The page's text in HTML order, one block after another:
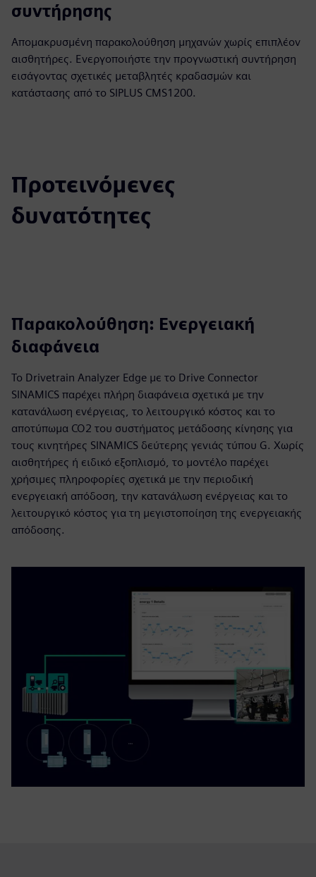
συντήρησης
Απομακρυσμένη παρακολούθηση μηχανών χωρίς επιπλέον
αισθητήρες. Ενεργοποιήστε την προγνωστική συντήρηση
εισάγοντας σχετικές μεταβλητές κραδασμών και
κατάστασης από το SIPLUS CMS1200.
Προτεινόμενες
δυνατότητες
Παρακολούθηση: Ενεργειακή
διαφάνεια
Το Drivetrain Analyzer Edge με το Drive Connector
SINAMICS παρέχει πλήρη διαφάνεια σχετικά με την
κατανάλωση ενέργειας, το λειτουργικό κόστος και το
αποτύπωμα CO2 του συστήματος μετάδοσης κίνησης για
τους κινητήρες SINAMICS δεύτερης γενιάς τύπου G. Χωρίς
αισθητήρες ή ειδικό εξοπλισμό, το μοντέλο παρέχει
χρήσιμες πληροφορίες σχετικά με την περιοδική
ενεργειακή απόδοση, την κατανάλωση ενέργειας και το
λειτουργικό κόστος για τη μεγιστοποίηση της ενεργειακής
απόδοσης.